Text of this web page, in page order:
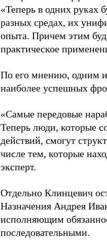
«Теперь в одних руках
разных средах, их
опыта. Причем этим
практическое
По его мнению, одним
наиболее успешных
«Самые передовые
Теперь люди, которые
действий, смогут
числе тем, которые
эксперт.
Отдельно Клинцевич
Назначения Андрея
исполняющим
последовательными.